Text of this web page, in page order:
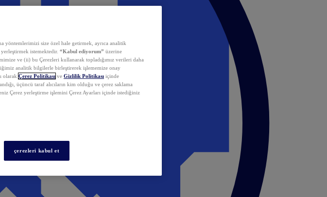
yöntemlerimizi size özel hale getirmek, ayrıca analitik
istemektedir. “Kabul ediyorum” üzerine
ve (ii) bu Çerezleri kullanarak topladığımız verileri daha
analitik bilgilerle birleştirerek işlememize onay
olarak Çerez Politikası ve Gizlilik Politikası içinde
üçüncü taraf alıcıların kim olduğu ve çerez saklama
Çerez yerleştirme işlemini Çerez Ayarları içinde istediğiniz
çerezleri kabul et